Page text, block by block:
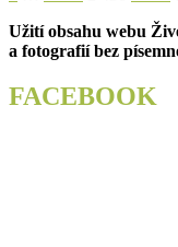
Dyleň
zvou
České
republiky
příspěvků
Užití obsahu webu
a fotografií bez
FACEBOOK